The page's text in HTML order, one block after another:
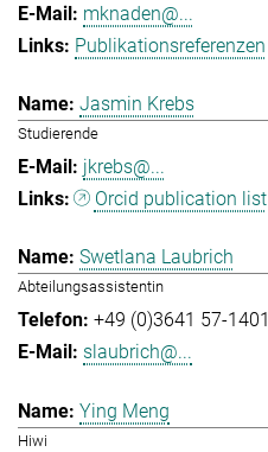
mknaden@...
Publikationsreferenzen
Jasmin Krebs
Studierende
jkrebs@...
Orcid publication list
Swetlana Laubrich
Abteilungsassistentin
+49 (0)3641 57-1401
slaubrich@...
Ying Meng
Hiwi